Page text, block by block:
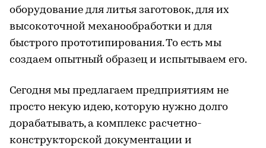
оборудование для литья заготовок, для их
высокоточной механообработки и для
быстрого прототипирования. То есть мы
создаем опытный образец и испытываем его.
Сегодня мы предлагаем предприятиям не
просто некую идею, которую нужно долго
дорабатывать, а комплекс расчетно-
конструкторской документации и